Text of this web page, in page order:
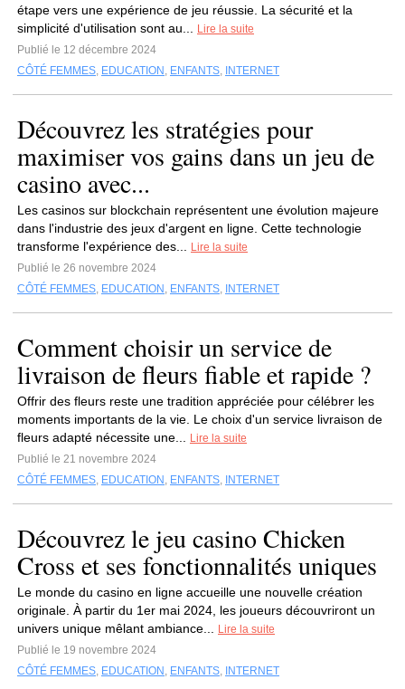
étape vers une expérience de jeu réussie. La sécurité et la
simplicité d'utilisation sont au...
Lire la suite
Publié le 12 décembre 2024
CÔTÉ FEMMES, EDUCATION , ENFANTS, INTERNET
Découvrez les stratégies pour
maximiser vos gains dans un jeu de
casino avec...
Les casinos sur blockchain représentent une évolution majeure
dans l'industrie des jeux d'argent en ligne. Cette technologie
transforme l'expérience des...
Lire la suite
Publié le 26 novembre 2024
CÔTÉ FEMMES, EDUCATION , ENFANTS, INTERNET
Comment choisir un service de
livraison de fleurs fiable et rapide ?
Offrir des fleurs reste une tradition appréciée pour célébrer les
moments importants de la vie. Le choix d'un service livraison de
fleurs adapté nécessite une...
Lire la suite
Publié le 21 novembre 2024
CÔTÉ FEMMES, EDUCATION , ENFANTS, INTERNET
Découvrez le jeu casino Chicken
Cross et ses fonctionnalités uniques
Le monde du casino en ligne accueille une nouvelle création
originale. À partir du 1er mai 2024, les joueurs découvriront un
univers unique mêlant ambiance...
Lire la suite
Publié le 19 novembre 2024
CÔTÉ FEMMES, EDUCATION , ENFANTS, INTERNET